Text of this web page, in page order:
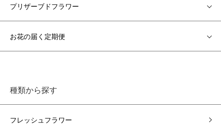
プリザーブドフラワー
お花の届く定期便
種類から探す
フレッシュフラワー